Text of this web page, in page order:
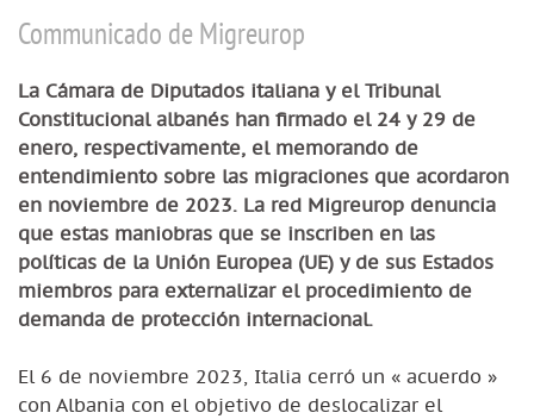
Communicado de Migreurop
La Cámara de Diputados italiana y el Tribunal
Constitucional albanés han firmado el 24 y 29 de
enero, respectivamente, el memorando de
entendimiento sobre las migraciones que acordaron
en noviembre de 2023. La red Migreurop denuncia
que estas maniobras que se inscriben en las
políticas de la Unión Europea (UE) y de sus Estados
miembros para externalizar el procedimiento de
demanda de protección internacional.
El 6 de noviembre 2023, Italia cerró un « acuerdo »
con Albania con el objetivo de deslocalizar el